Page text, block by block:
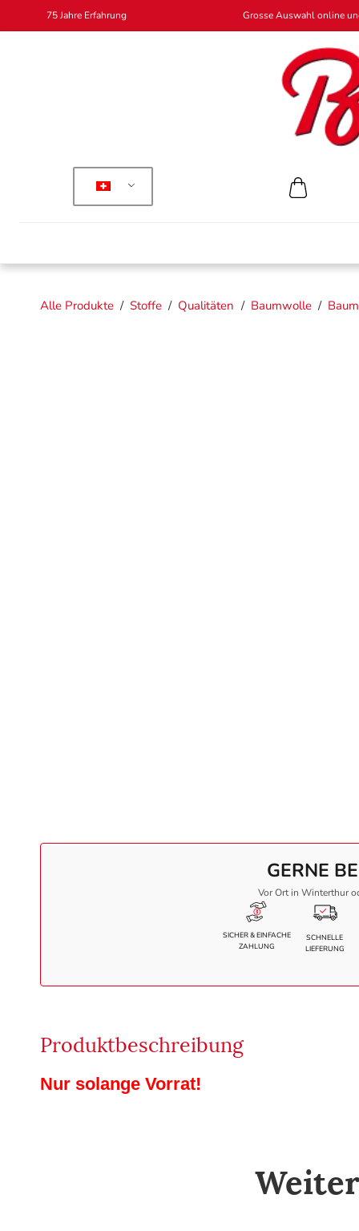
75 Jahre Erfahrung Grosse Auswahl online
Alle Produkte / Stoffe / Qualitäten / Baumwolle /
GERNE
Vor Ort in Winterthur
SICHER & EINFACHE
ZAHLUNG
SCHNELLE
LIEFERUNG
Produktbeschreibung
Nur solange Vorrat!